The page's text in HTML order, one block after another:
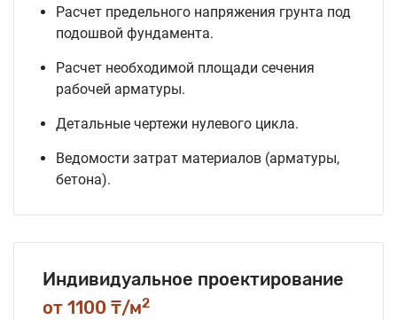
Расчет предельного напряжения грунта под
подошвой фундамента.
Расчет необходимой площади сечения
рабочей арматуры.
Детальные чертежи нулевого цикла.
Ведомости затрат материалов (арматуры,
бетона).
Индивидуальное проектирование
от 1100 ₸/м2